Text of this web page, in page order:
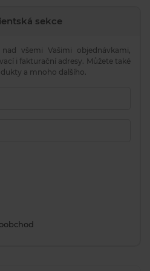
sekce
všemi Vašimi objednávkami,
i fakturační adresy. Můžete také
a mnoho dalšího.